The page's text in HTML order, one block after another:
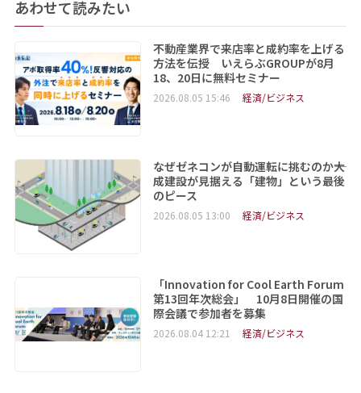
あわせて読みたい
不動産業界で来店率と成約率を上げる
方法を伝授 いえらぶGROUPが8月
18、20日に無料セミナー
2026.08.05 15:46 経済/ビジネス
なぜゼネコンが自動運転に挑むのか――大
成建設が見据える「建物」という最後
のピース
2026.08.05 13:00 経済/ビジネス
「Innovation for Cool Earth Forum
第13回年次総会」 10月8日開催の国
際会議で参加者を募集
2026.08.04 12:21 経済/ビジネス